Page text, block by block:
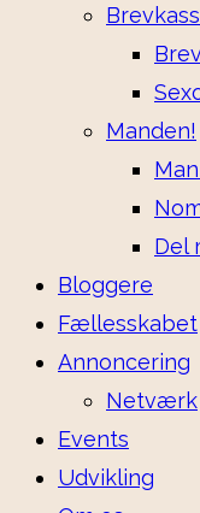
Manden!
Del
Bloggere
Fællesskabet
Annoncering
Netværk
Events
Udvikling